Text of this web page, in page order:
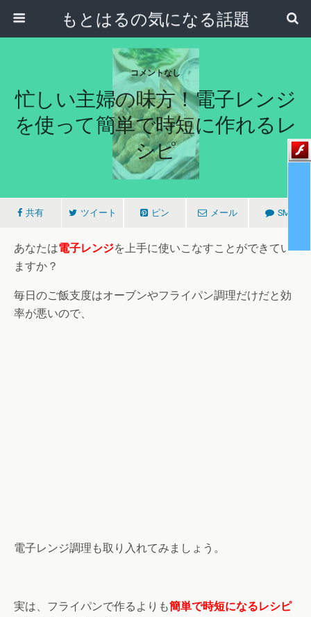
もとはるの気になる話題
コメントなし
忙しい主婦の味方！電子レンジ
を使って簡単で時短に作れるレ
シピ
共有 ツイート ピン メール SMS
あなたは電子レンジを上手に使いこなすことができてい
ますか？
毎日のご飯支度はオーブンやフライパン調理だけだと効
率が悪いので、
電子レンジ調理も取り入れてみましょう。
実は、フライパンで作るよりも簡単で時短になるレシピ